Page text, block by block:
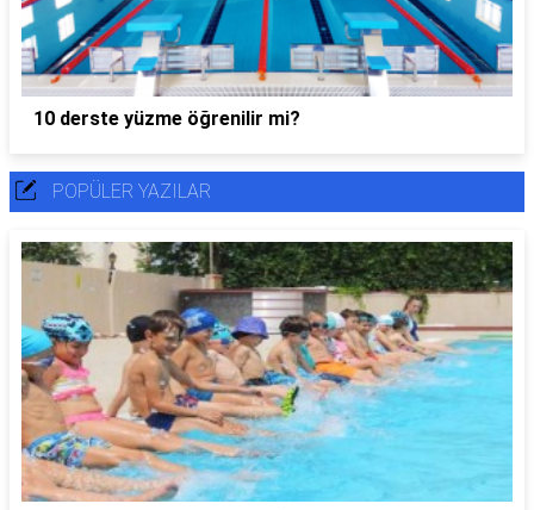
10 derste yüzme öğrenilir mi?
POPÜLER YAZILAR